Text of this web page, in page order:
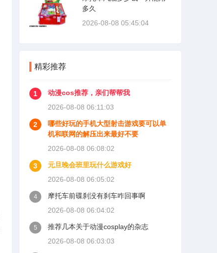
药。
多久
2026-08-08 05:45:04
精彩推荐
1
动漫cos推荐，亲们帮帮我
2026-08-08 06:11:03
2
哪些好玩的手机大型射击游戏要可以单
机和联网的解压出来最好不要
2026-08-08 06:08:02
3
元旦晚会班里玩什么游戏好
2026-08-08 06:05:02
4
摩托车前碟刹没有刹车咋回事啊
2026-08-08 06:04:02
5
推荐几本关于动漫cosplay的杂志
2026-08-08 06:03:03